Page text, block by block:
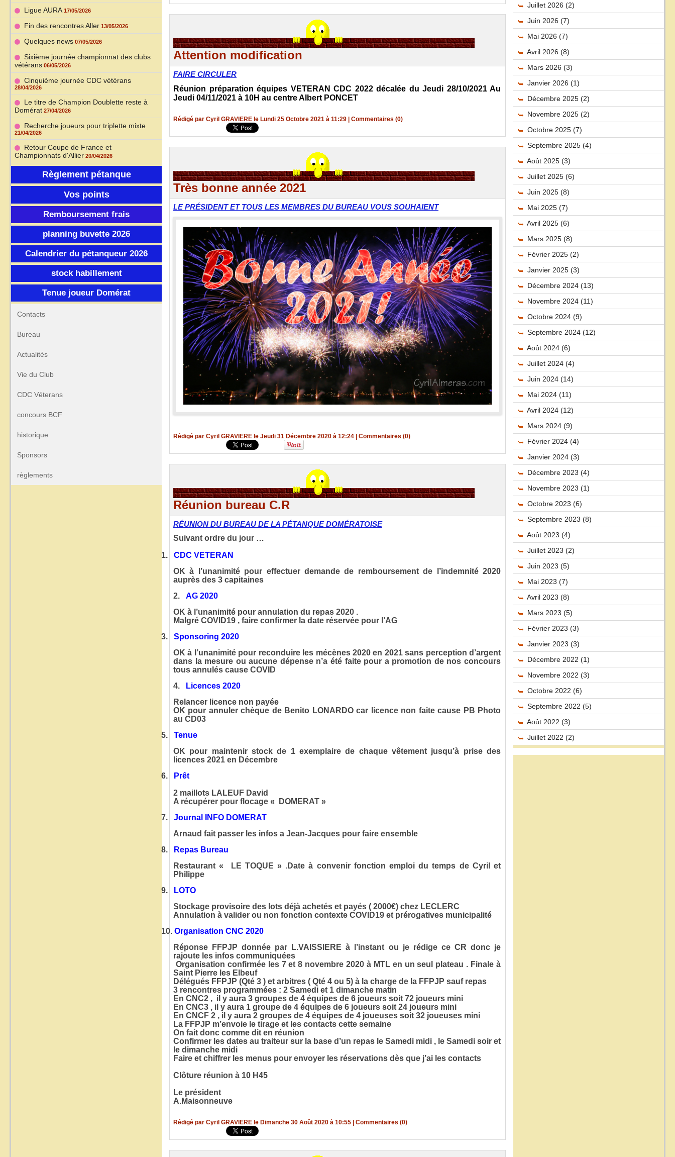
Ligue AURA 17/05/2026
Fin des rencontres Aller 13/05/2026
Quelques news 07/05/2026
Sixième journée championnat des clubs
vétérans 06/05/2026
Cinquième journée CDC vétérans
28/04/2026
Le titre de Champion Doublette reste à
Domérat 27/04/2026
Recherche joueurs pour triplette mixte
21/04/2026
Retour Coupe de France et
Championnats d'Allier 20/04/2026
Règlement pétanque
Vos points
Remboursement frais
planning buvette 2026
Calendrier du pétanqueur 2026
stock habillement
Tenue joueur Domérat
Contacts
Bureau
Actualités
Vie du Club
CDC Véterans
concours BCF
historique
Sponsors
règlements
Attention modification
FAIRE CIRCULER
Réunion préparation équipes VETERAN CDC 2022 décalée du Jeudi 28/10/2021 Au
Jeudi 04/11/2021 à 10H au centre Albert PONCET
Rédigé par Cyril GRAVIERE le Lundi 25 Octobre 2021 à 11:29 Commentaires (0)
Très bonne année 2021
LE PRÉSIDENT ET TOUS LES MEMBRES DU BUREAU VOUS SOUHAIENT
Rédigé par Cyril GRAVIERE le Jeudi 31 Décembre 2020 à 12:24 Commentaires (0)
Réunion bureau C.R
RÉUNION DU BUREAU DE LA PÉTANQUE DOMÉRATOISE
Suivant ordre du jour …
1.
CDC VETERAN
OK à l’unanimité pour effectuer demande de remboursement de l’indemnité 2020
auprès des 3 capitaines
2.
AG 2020
OK à l’unanimité pour annulation du repas 2020 .
Malgré COVID19 , faire confirmer la date réservée pour l’AG
3.
Sponsoring 2020
OK à l’unanimité pour reconduire les mécènes 2020 en 2021 sans perception d’argent
dans la mesure ou aucune dépense n’a été faite pour a promotion de nos concours
tous annulés cause COVID
4.
Licences 2020
Relancer licence non payée
OK pour annuler chèque de Benito LONARDO car licence non faite cause PB Photo
au CD03
5.
Tenue
OK pour maintenir stock de 1 exemplaire de chaque vêtement jusqu’à prise des
licences 2021 en Décembre
6.
Prêt
2 maillots LALEUF David
A récupérer pour flocage « DOMERAT »
7.
Journal INFO DOMERAT
Arnaud fait passer les infos a Jean-Jacques pour faire ensemble
8.
Repas Bureau
Restaurant « LE TOQUE » .Date à convenir fonction emploi du temps de Cyril et
Philippe
9.
LOTO
Stockage provisoire des lots déjà achetés et payés ( 2000€) chez LECLERC
Annulation à valider ou non fonction contexte COVID19 et prérogatives municipalité
10. Organisation CNC 2020
Réponse FFPJP donnée par L.VAISSIERE à l’instant ou je rédige ce CR donc je
rajoute les infos communiquées
Organisation confirmée les 7 et 8 novembre 2020 à MTL en un seul plateau . Finale à
Saint Pierre les Elbeuf
Délégués FFPJP (Qté 3 ) et arbitres ( Qté 4 ou 5) à la charge de la FFPJP sauf repas
3 rencontres programmées : 2 Samedi et 1 dimanche matin
En CNC2 , il y aura 3 groupes de 4 équipes de 6 joueurs soit 72 joueurs mini
En CNC3 , il y aura 1 groupe de 4 équipes de 6 joueurs soit 24 joueurs mini
En CNCF 2 , il y aura 2 groupes de 4 équipes de 4 joueuses soit 32 joueuses mini
La FFPJP m’envoie le tirage et les contacts cette semaine
On fait donc comme dit en réunion
Confirmer les dates au traiteur sur la base d’un repas le Samedi midi , le Samedi soir et
le dimanche midi
Faire et chiffrer les menus pour envoyer les réservations dès que j’ai les contacts
Clôture réunion à 10 H45
Le président
A.Maisonneuve
Rédigé par Cyril GRAVIERE le Dimanche 30 Août 2020 à 10:55 Commentaires (0)
Juillet 2026 (2)
Juin 2026 (7)
Mai 2026 (7)
Avril 2026 (8)
Mars 2026 (3)
Janvier 2026 (1)
Décembre 2025 (2)
Novembre 2025 (2)
Octobre 2025 (7)
Septembre 2025 (4)
Août 2025 (3)
Juillet 2025 (6)
Juin 2025 (8)
Mai 2025 (7)
Avril 2025 (6)
Mars 2025 (8)
Février 2025 (2)
Janvier 2025 (3)
Décembre 2024 (13)
Novembre 2024 (11)
Octobre 2024 (9)
Septembre 2024 (12)
Août 2024 (6)
Juillet 2024 (4)
Juin 2024 (14)
Mai 2024 (11)
Avril 2024 (12)
Mars 2024 (9)
Février 2024 (4)
Janvier 2024 (3)
Décembre 2023 (4)
Novembre 2023 (1)
Octobre 2023 (6)
Septembre 2023 (8)
Août 2023 (4)
Juillet 2023 (2)
Juin 2023 (5)
Mai 2023 (7)
Avril 2023 (8)
Mars 2023 (5)
Février 2023 (3)
Janvier 2023 (3)
Décembre 2022 (1)
Novembre 2022 (3)
Octobre 2022 (6)
Septembre 2022 (5)
Août 2022 (3)
Juillet 2022 (2)